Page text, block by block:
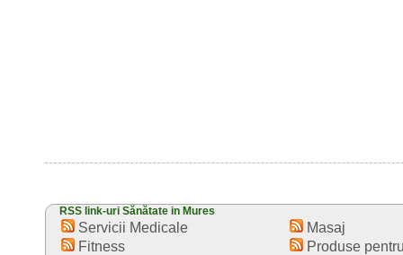
RSS link-uri Sănătate in Mures
Servicii Medicale
Masaj
Fitness
Produse